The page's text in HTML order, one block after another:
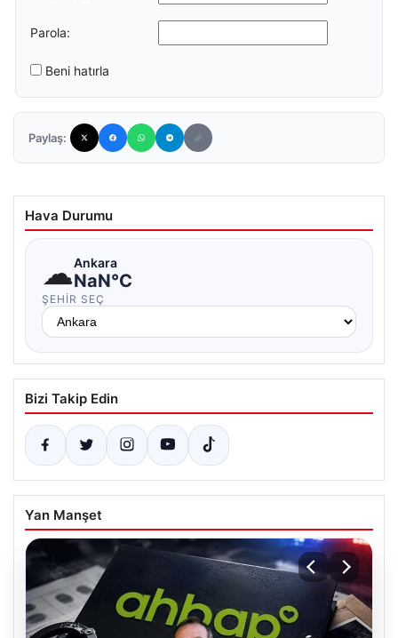
Parola:
Beni hatırla
Paylaş:
Hava Durumu
☁Ankara
NaN°C
ŞEHIR SEÇ
Bizi Takip Edin
Yan Manşet